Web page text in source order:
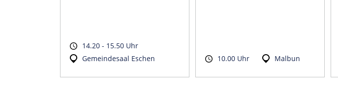
14.20 - 15.50 Uhr
Gemeindesaal Eschen
10.00 Uhr Malbun